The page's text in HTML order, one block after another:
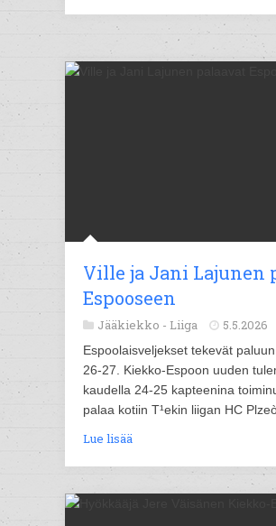
Ville ja Jani Lajunen
Espooseen
Jääkiekko - Liiga 5.5.2026
Espoolaisveljekset tekevät
26-27. Kiekko-Espoon uuden
kaudella 24-25 kapteenina
palaa kotiin T¹ekin liigan HC
Lue lisää